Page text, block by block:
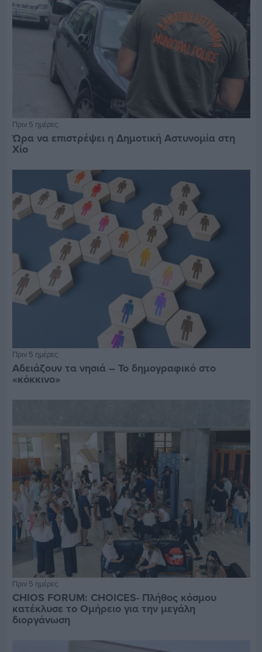
Πριν 5 ημέρες
Ώρα να επιστρέψει η Δημοτική Αστυνομία στη
Χίο
Πριν 5 ημέρες
Αδειάζουν τα νησιά – Το δημογραφικό στο
«κόκκινο»
Πριν 5 ημέρες
CHIOS FORUM: CHOICES- Πλήθος κόσμου
κατέκλυσε το Ομήρειο για την μεγάλη
διοργάνωση